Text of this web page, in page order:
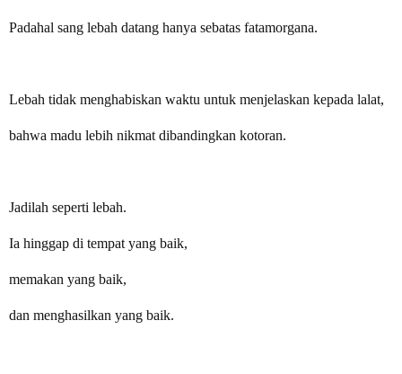
Padahal sang lebah datang hanya sebatas fatamorgana.
Lebah tidak menghabiskan waktu untuk menjelaskan kepada lalat,
bahwa madu lebih nikmat dibandingkan kotoran.
Jadilah seperti lebah.
Ia hinggap di tempat yang baik,
memakan yang baik,
dan menghasilkan yang baik.